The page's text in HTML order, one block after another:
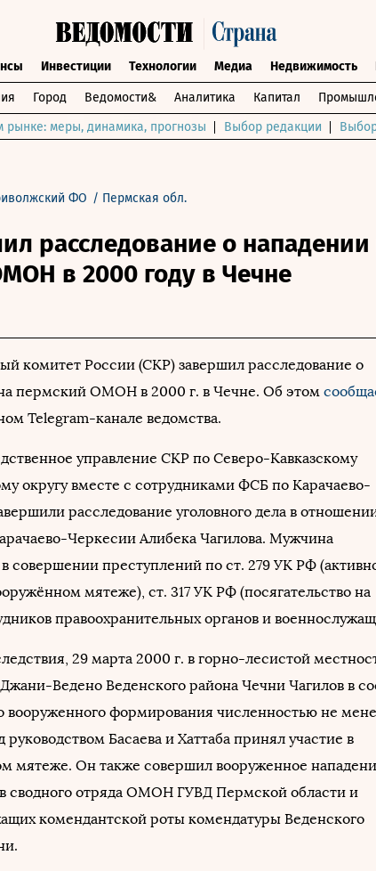
Инвестиции Технологии Медиа Недвижимость
Город Ведомости& Аналитика Капитал
рынке: меры, динамика, прогнозы Выбор редакции
ФО / Пермская обл.
расследование о нападении
в 2000 году в Чечне
комитет России (СКР) завершил расследование о
пермский ОМОН в 2000 г. в Чечне. Об этом
Telegram-канале ведомства.
управление СКР по Северо-Кавказскому
округу вместе с сотрудниками ФСБ по Карачаево-
расследование уголовного дела в
Черкесии Алибека Чагилова. Мужчина
совершении преступлений по ст. 279 УК РФ
мятеже), ст. 317 УК РФ (посягательство на
правоохранительных органов и
29 марта 2000 г. в горно-лесистой
Ведено Веденского района Чечни Чагилов в
вооруженного формирования численностью не
руководством Басаева и Хаттаба принял участие в
мятеже. Он также совершил вооруженное
сводного отряда ОМОН ГУВД Пермской области и
комендантской роты комендатуры Веденского